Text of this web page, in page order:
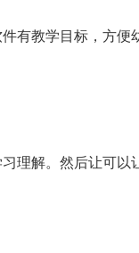
有教学目标，方便
理解。然后让可以